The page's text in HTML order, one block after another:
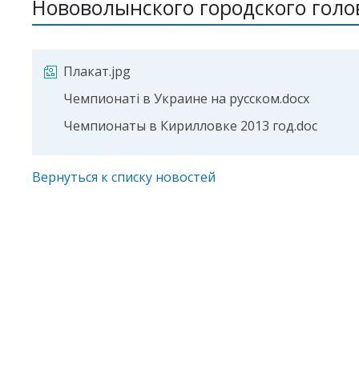
Нововолынского городского
Плакат.jpg
Чемпионаті в Украине на русском.docx
Чемпионаты в Кирилловке 2013 год.doc
Вернуться к списку новостей